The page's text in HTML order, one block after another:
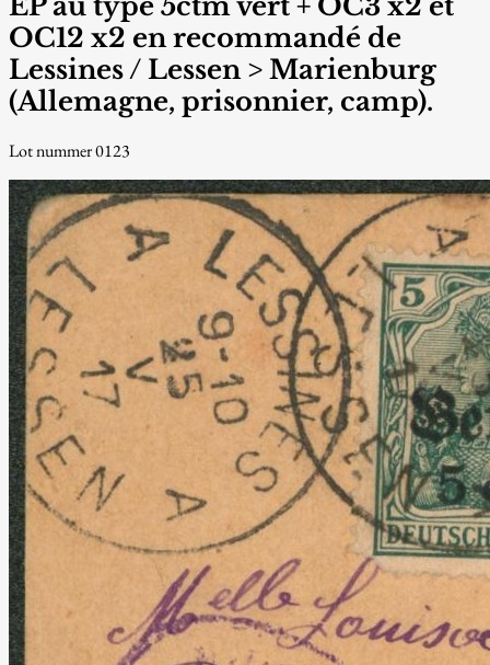
OC12 x2 en recommandé de
Lessines / Lessen > Marienburg
(Allemagne, prisonnier, camp).
Lot nummer 0123